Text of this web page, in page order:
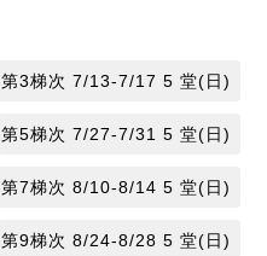
第3梯次 7/13-7/17 5 堂(日)
第5梯次 7/27-7/31 5 堂(日)
第7梯次 8/10-8/14 5 堂(日)
第9梯次 8/24-8/28 5 堂(日)